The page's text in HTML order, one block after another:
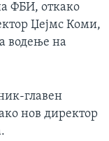
ФБИ, откако
Џејмс Коми,
водење на
главен
нов директор